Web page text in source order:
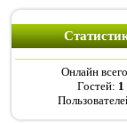
Онлайн
Гостей: 1